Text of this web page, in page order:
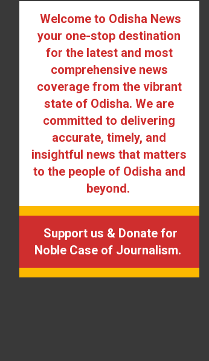
Welcome to Odisha News
your one-stop destination
for the latest and most
comprehensive news
coverage from the vibrant
state of Odisha. We are
committed to delivering
accurate, timely, and
insightful news that matters
to the people of Odisha and
beyond.
Support us & Donate for
Noble Case of Journalism.